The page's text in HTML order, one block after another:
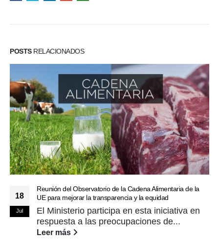
POSTSRELACIONADOS
18
Jul
Reunión del Observatorio de la Cadena Alimentaria de la
UE para mejorar la transparencia y la equidad
El Ministerio participa en esta iniciativa en
respuesta a las preocupaciones de...
Leer más